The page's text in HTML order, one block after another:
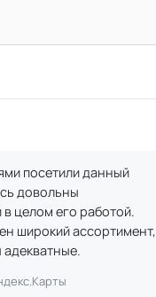
посетили данный
довольны
целом его работой.
широкий ассортимент,